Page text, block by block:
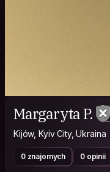
Margaryta P.
Kijów, Kyiv City, Ukraina
0 znajomych 0 opinii